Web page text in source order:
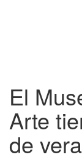
El
Arte
de